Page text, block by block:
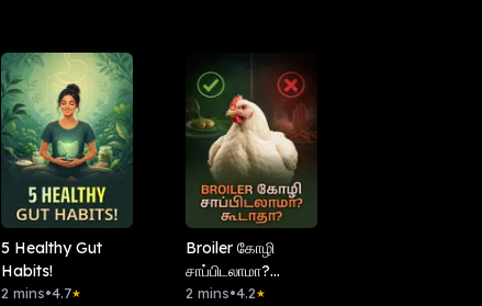
5 Healthy Gut
Habits!
2 mins•4.7★
Broiler கோழி
சாப்பிடலாமா?
கூடாதா?
2 mins•4.2★